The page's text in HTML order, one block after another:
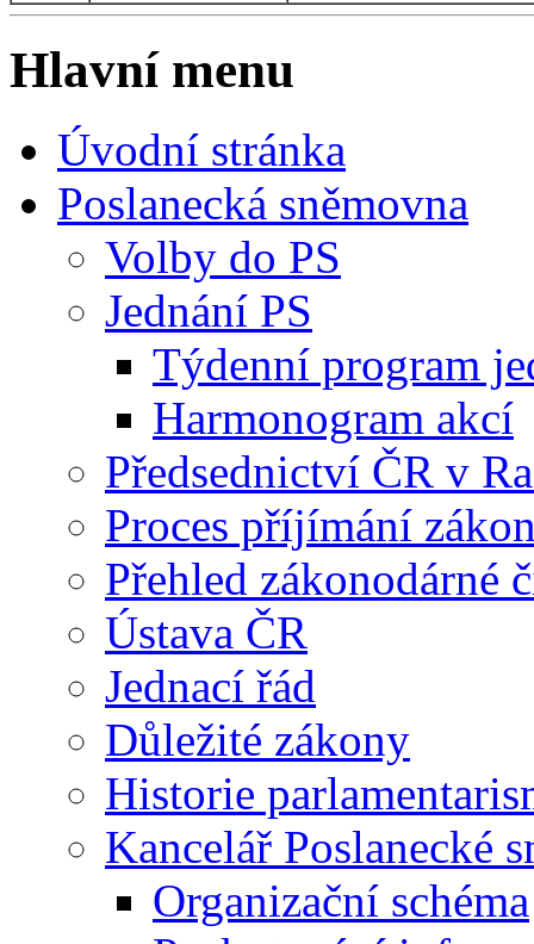
Hlavní menu
Úvodní stránka
Poslanecká sněmovna
Volby do PS
Jednání PS
Týdenní program
Harmonogram akcí
Předsednictví ČR v
Proces příjímání
Přehled zákonodárné
Ústava ČR
Jednací řád
Důležité zákony
Historie
Kancelář Poslanecké
Organizační schéma